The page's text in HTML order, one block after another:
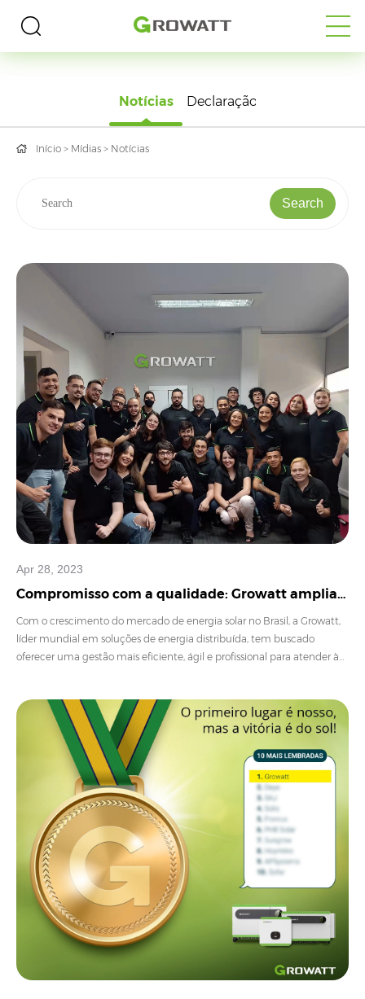
MÍDIAS
Notícias Declaração
Início > Mídias > Notícias
Search
Apr 28, 2023
Compromisso com a qualidade: Growatt amplia
suporte técnico com base em São Paulo
Com o crescimento do mercado de energia solar no Brasil, a Growatt,
líder mundial em soluções de energia distribuída, tem buscado
oferecer uma gestão mais eficiente, ágil e profissional para atender às